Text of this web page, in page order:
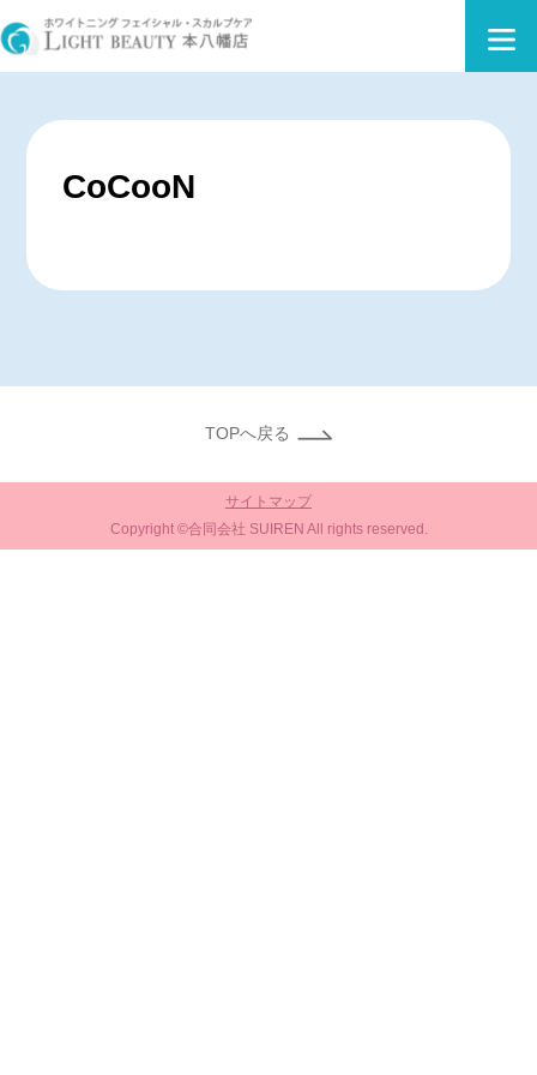
CoCooN
TOPへ戻る
サイトマップ
Copyright ©合同会社 SUIREN All rights reserved.